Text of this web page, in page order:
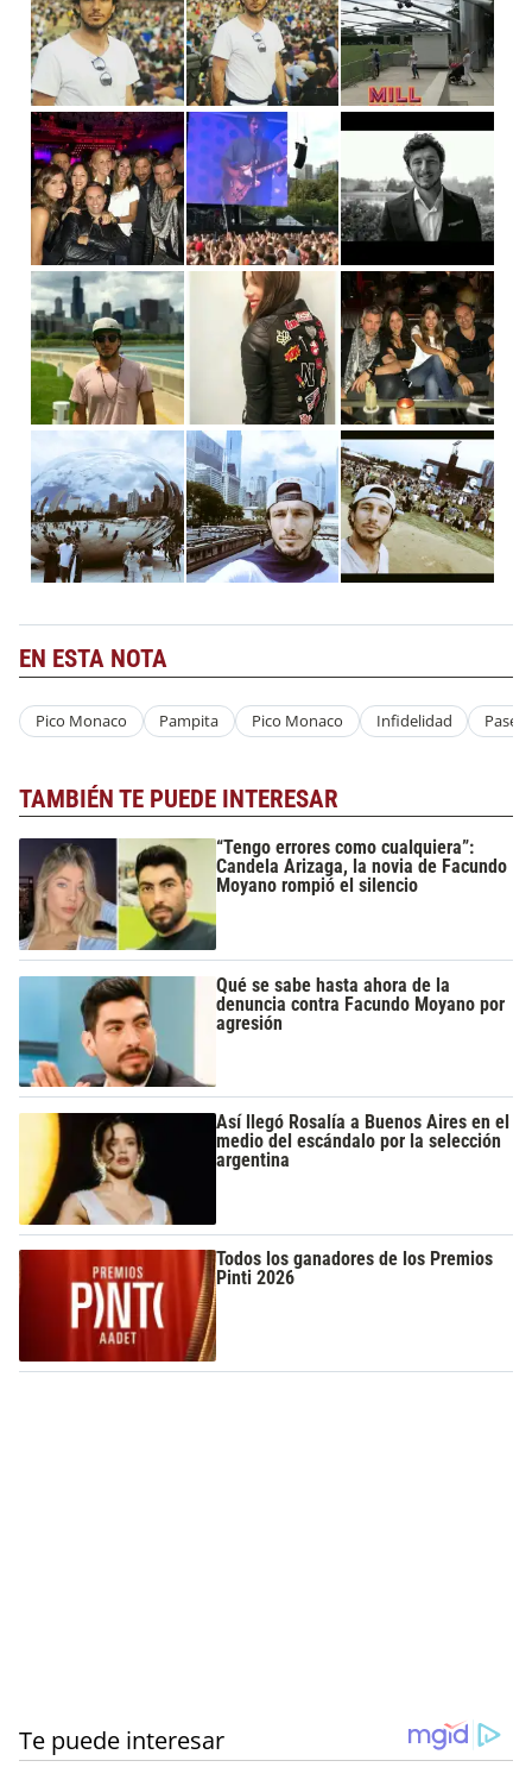
EN ESTA NOTA
Pico Monaco Pampita Pico Monaco Infidelidad Paseo
TAMBIÉN TE PUEDE INTERESAR
“Tengo errores como cualquiera”:
Candela Arizaga, la novia de Facundo
Moyano rompió el silencio
Qué se sabe hasta ahora de la
denuncia contra Facundo Moyano por
agresión
Así llegó Rosalía a Buenos Aires en el
medio del escándalo por la selección
argentina
Todos los ganadores de los Premios
Pinti 2026